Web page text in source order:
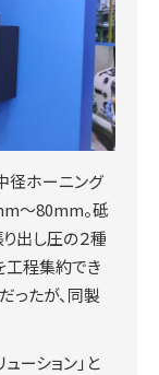
径ホーニング
～80mm。砥
出し圧の２種
工程集約でき
ったが、同製
ーション」と